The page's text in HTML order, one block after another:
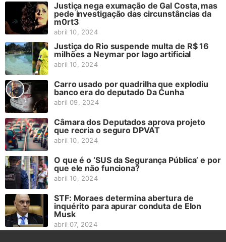
Justiça nega exumação de Gal Costa, mas
pede investigação das circunstâncias da
m0rt3
abril 10, 2024
Justiça do Rio suspende multa de R$ 16
milhões a Neymar por lago artificial
abril 10, 2024
Carro usado por quadrilha que explodiu
banco era do deputado Da Cunha
abril 09, 2024
Câmara dos Deputados aprova projeto
que recria o seguro DPVAT
abril 10, 2024
O que é o ‘SUS da Segurança Pública’ e por
que ele não funciona?
abril 10, 2024
STF: Moraes determina abertura de
inquérito para apurar conduta de Elon
Musk
abril 07, 2024